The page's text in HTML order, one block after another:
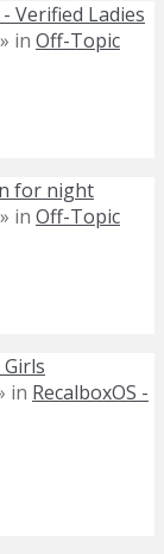
Verified Ladies
in Off-Topic
for night
in Off-Topic
in RecalboxOS -